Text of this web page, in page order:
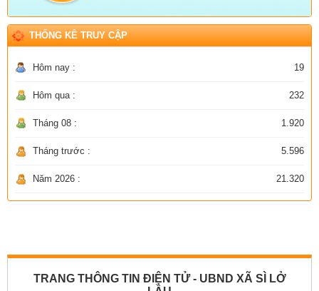
THỐNG KÊ TRUY CẬP
Hôm nay : 19
Hôm qua : 232
Tháng 08 : 1.920
Tháng trước : 5.596
Năm 2026 : 21.320
TRANG THÔNG TIN ĐIỆN TỬ - UBND XÃ SÌ LỞ